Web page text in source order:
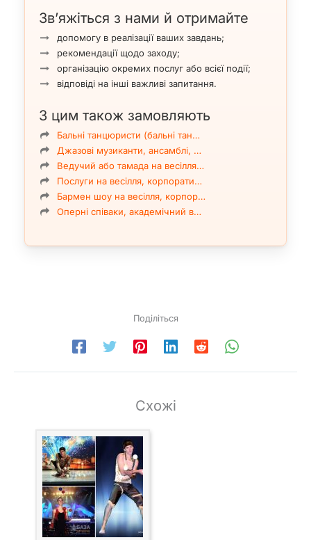
Зв’яжіться з нами й отримайте
допомогу в реалізації ваших завдань;
рекомендації щодо заходу;
організацію окремих послуг або всієї події;
відповіді на інші важливі запитання.
З цим також замовляють
Бальні танцюристи (бальні тан…
Джазові музиканти, ансамблі, …
Ведучий або тамада на весілля…
Послуги на весілля, корпорати…
Бармен шоу на весілля, корпор…
Оперні співаки, академічний в…
Поділіться
Схожі